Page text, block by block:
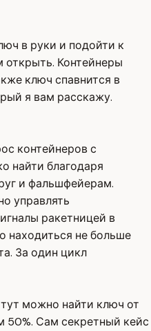
в руки и подойти к
открыть. Контейнеры
ключ спавнится в
я вам расскажу.
контейнеров с
найти благодаря
и фальшфейерам.
управлять
ракетницей в
находиться не больше
За один цикл
можно найти ключ от
50%. Сам секретный кейс